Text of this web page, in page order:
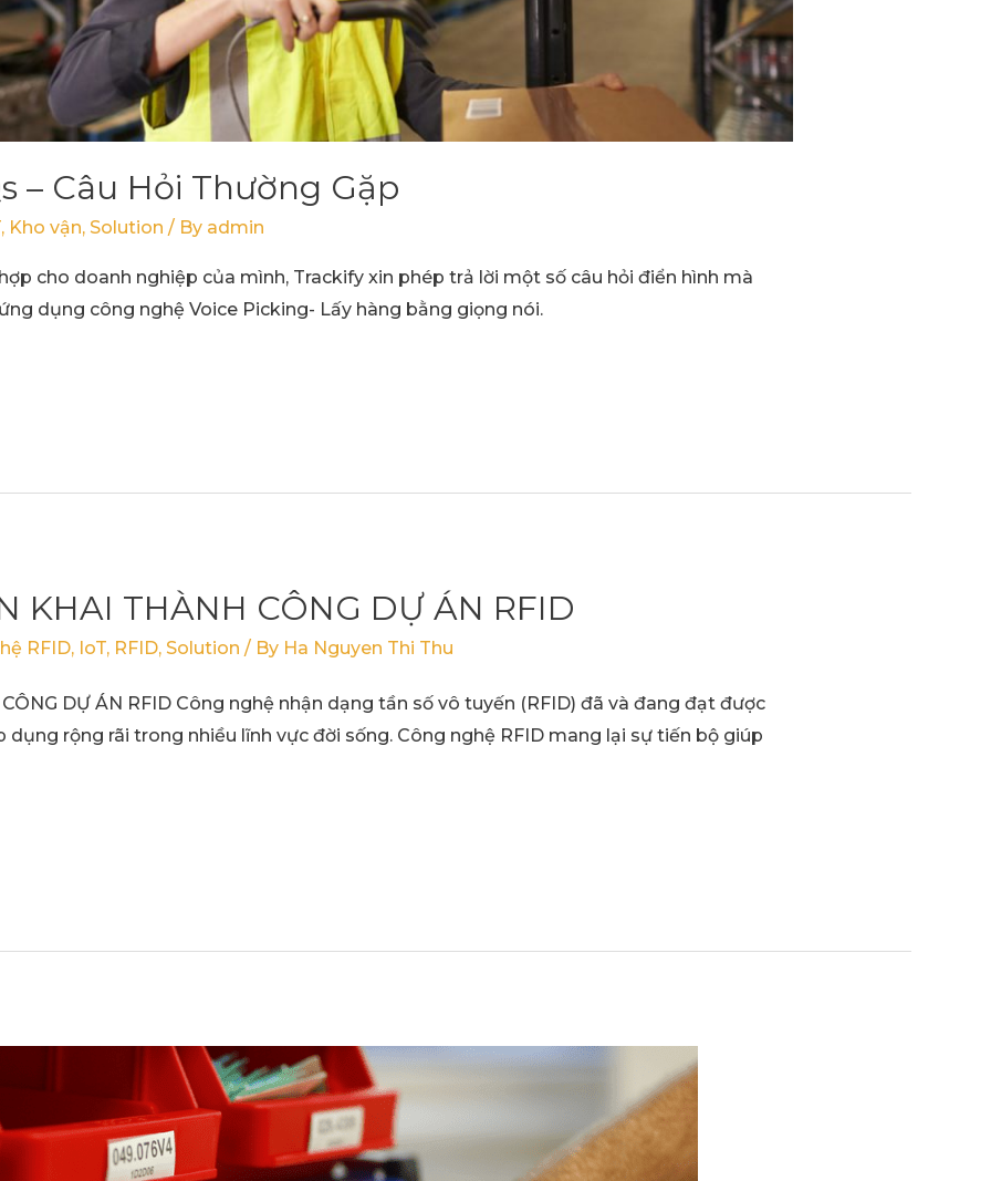
– Câu Hỏi Thường Gặp
, Kho vận, Solution / By admin
cho doanh nghiệp của mình, Trackify xin phép trả lời một số câu hỏi điển hình mà
dụng công nghệ Voice Picking- Lấy hàng bằng giọng nói.
KHAI THÀNH CÔNG DỰ ÁN RFID
RFID, IoT, RFID, Solution / By Ha Nguyen Thi Thu
DỰ ÁN RFID Công nghệ nhận dạng tần số vô tuyến (RFID) đã và đang đạt được
rộng rãi trong nhiều lĩnh vực đời sống. Công nghệ RFID mang lại sự tiến bộ giúp